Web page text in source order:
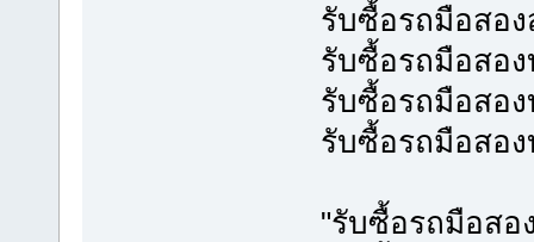
รับซื้อรถมือสอ
รับซื้อรถมือสอ
รับซื้อรถมือสอ
รับซื้อรถมือสอง
"รับซื้อรถมือสอ